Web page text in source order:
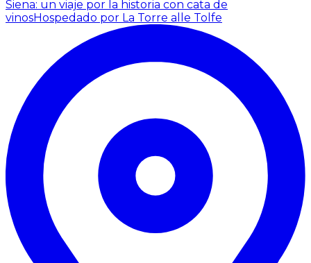
Siena: un viaje por la historia con cata de
vinosHospedado por La Torre alle Tolfe